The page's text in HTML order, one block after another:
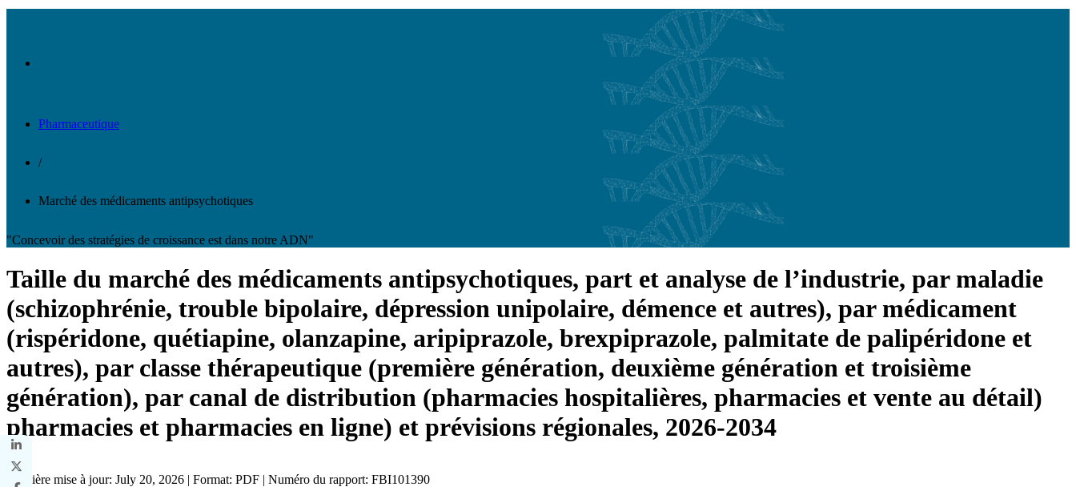
Pharmaceutique
/
Marché des médicaments antipsychotiques
"Concevoir des stratégies de croissance est dans notre ADN"
Taille du marché des médicaments antipsychotiques, part et analyse de l’industrie, par maladie
(schizophrénie, trouble bipolaire, dépression unipolaire, démence et autres), par médicament
(rispéridone, quétiapine, olanzapine, aripiprazole, brexpiprazole, palmitate de palipéridone et
autres), par classe thérapeutique (première génération, deuxième génération et troisième
génération), par canal de distribution (pharmacies hospitalières, pharmacies et vente au détail)
pharmacies et pharmacies en ligne) et prévisions régionales, 2026-2034
Dernière mise à jour: July 20, 2026 | Format: PDF | Numéro du rapport: FBI101390